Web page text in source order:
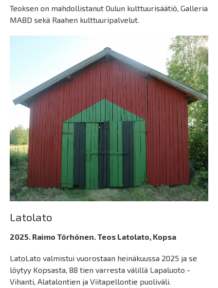
Teoksen on mahdollistanut Oulun kulttuurisäätiö, Galleria
MABD sekä Raahen kulttuuripalvelut.
Latolato
2025. Raimo Törhönen. Teos Latolato, Kopsa
LatoLato valmistui vuorostaan heinäkuussa 2025 ja se
löytyy Kopsasta, 88 tien varresta välillä Lapaluoto -
Vihanti, Alatalontien ja Viitapellontie puoliväli.